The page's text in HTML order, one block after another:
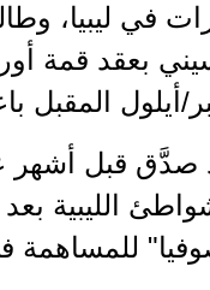
في ليبيا،
بعقد
أيلول المقبل
صدَّق قبل
الليبية
للمساهمة